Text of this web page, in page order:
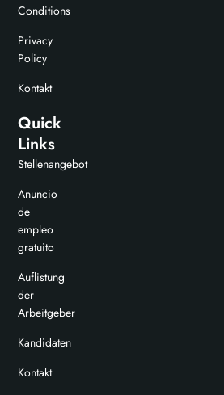
Conditions
Privacy
Policy
Kontakt
Quick
Links
Stellenangebot
Anuncio
de
empleo
gratuito
Auflistung
der
Arbeitgeber
Kandidaten
Kontakt